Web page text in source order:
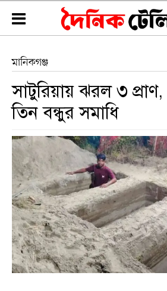
মানিকগঞ্জ
সাটুরিয়ায় ঝরল ৩
তিন বন্ধুর সমাধি